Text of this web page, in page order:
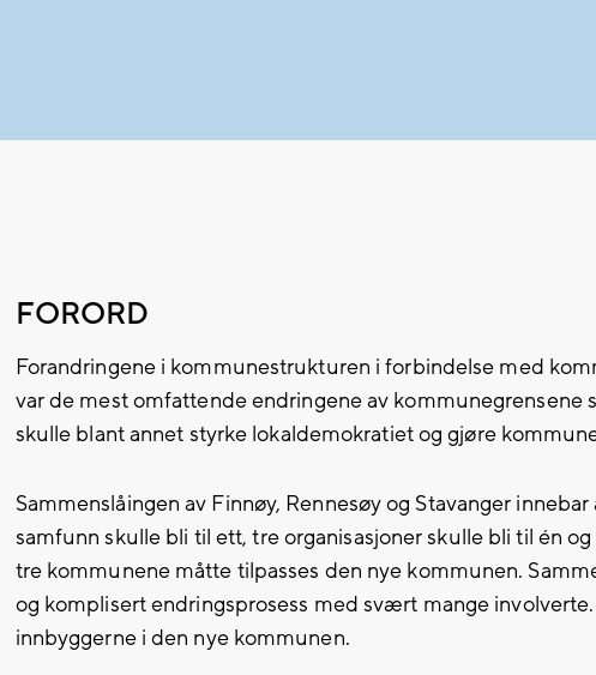
FORORD
Forandringene i kommunestrukturen i forbindelse med
var de mest omfattende endringene av kommunegrensene
skulle blant annet styrke lokaldemokratiet og gjøre
Sammenslåingen av Finnøy, Rennesøy og Stavanger
samfunn skulle bli til ett, tre organisasjoner skulle bli til én
tre kommunene måtte tilpasses den nye kommunen.
og komplisert endringsprosess med svært mange
innbyggerne i den nye kommunen.